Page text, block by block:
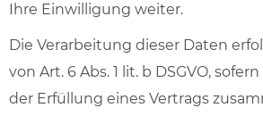
Ihre Einwilligung weiter.
Die Verarbeitung dieser Daten
von Art. 6 Abs. 1 lit. b DSGVO,
der Erfüllung eines Vertrags